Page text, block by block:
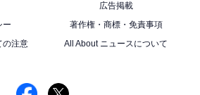
広告掲載
ー
著作権・商標・免責事項
の注意
All About ニュースについて